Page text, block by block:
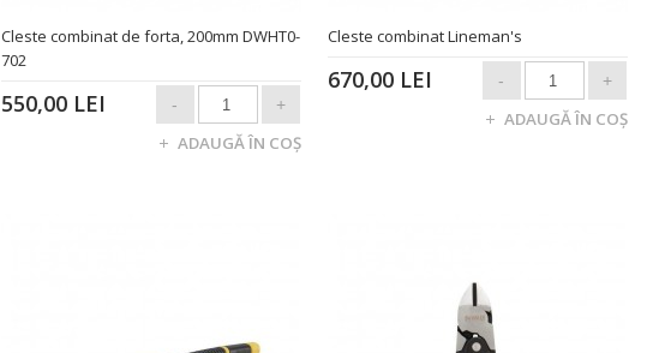
Cleste combinat de forta, 200mm DWHT0-
702
550,00 LEI
Cleste combinat Lineman's
670,00 LEI